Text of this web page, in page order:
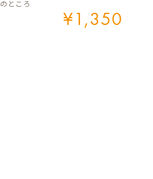
のところ
¥1,350